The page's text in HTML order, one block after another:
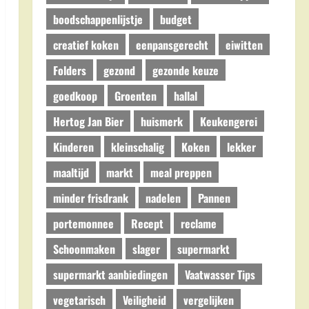
boodschappenlijstje
budget
creatief koken
eenpansgerecht
eiwitten
Folders
gezond
gezonde keuze
goedkoop
Groenten
hallal
Hertog Jan Bier
huismerk
Keukengerei
Kinderen
kleinschalig Koken
lekker
maaltijd
markt
meal preppen
minder frisdrank
nadelen
Pannen
portemonnee
Recept
reclame
Schoonmaken
slager
supermarkt
supermarkt aanbiedingen
Vaatwasser Tips
vegetarisch
Veiligheid vergelijken